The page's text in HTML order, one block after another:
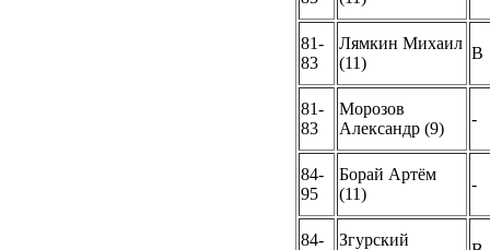
81-
83
Лямкин Михаил
(11)
B
81-
83
Морозов
Александр (9)
-
84-
95
Борай Артём
(11)
-
84-
Згурский